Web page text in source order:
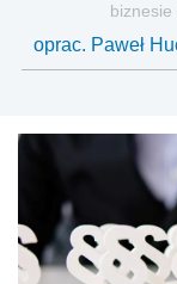
oprac. Paweł